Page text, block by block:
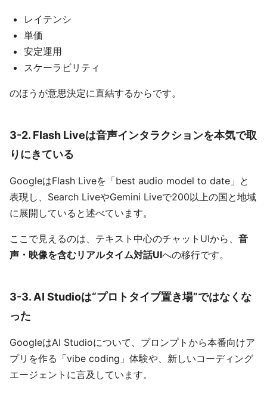
レイテンシ
単価
安定運用
スケーラビリティ
のほうが意思決定に直結するからです。
3-2. Flash Liveは音声インタラクションを本気で取
りにきている
GoogleはFlash Liveを「best audio model to date」と
表現し、Search LiveやGemini Liveで200以上の国と地域
に展開していると述べています。
ここで見えるのは、テキスト中心のチャットUIから、 音
声・映像を含むリアルタイム対話UIへの移行です。
3-3. AI Studioは“プロトタイプ置き場”ではなくな
った
GoogleはAI Studioについて、プロンプトから本番向けア
プリを作る「vibe coding」体験や、新しいコーディング
エージェントに言及しています。